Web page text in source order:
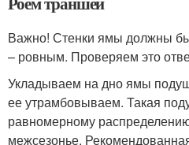
Важно! Стенки ямы должны
– ровным. Проверяем это
Укладываем на дно ямы
ее утрамбовываем. Такая
равномерному
межсезонье.